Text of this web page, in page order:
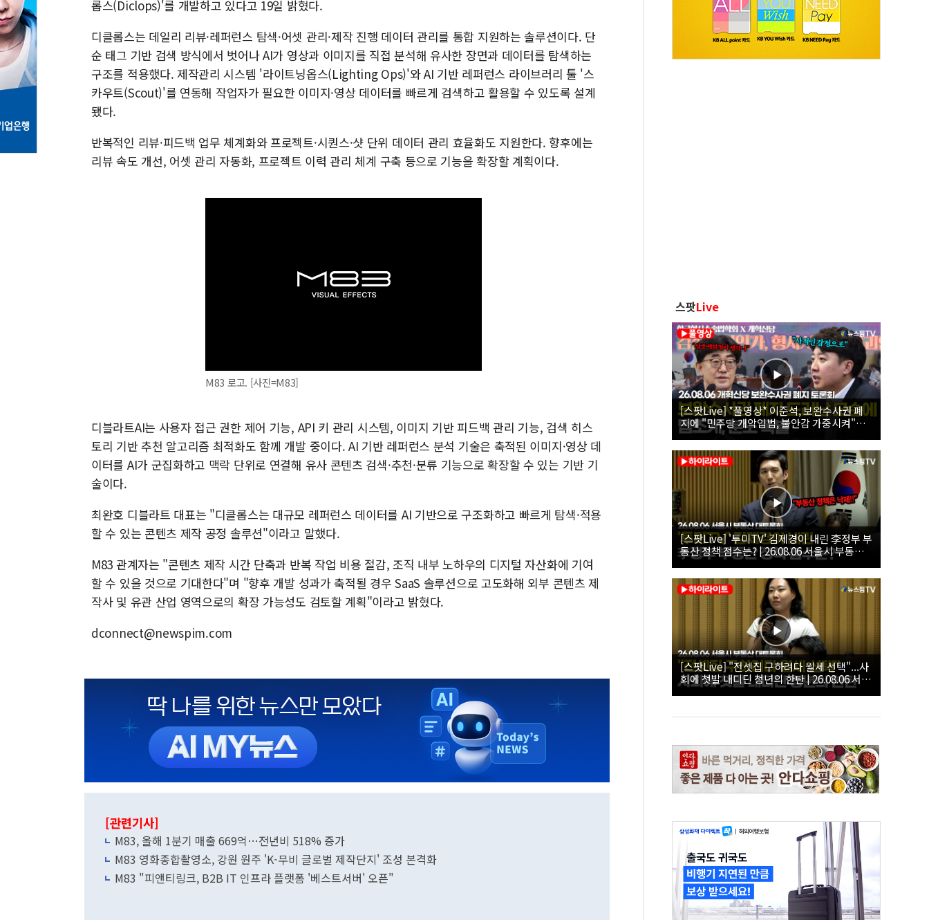
롭스(Diclops)'를 개발하고 있다고 19일 밝혔다.
디클롭스는 데일리 리뷰·레퍼런스 탐색·어셋 관리·제작 진행 데이터 관리를 통합 지원하는 솔루션이다. 단
순 태그 기반 검색 방식에서 벗어나 AI가 영상과 이미지를 직접 분석해 유사한 장면과 데이터를 탐색하는
구조를 적용했다. 제작관리 시스템 '라이트닝옵스(Lighting Ops)'와 AI 기반 레퍼런스 라이브러리 툴 '스
카우트(Scout)'를 연동해 작업자가 필요한 이미지·영상 데이터를 빠르게 검색하고 활용할 수 있도록 설계
됐다.
반복적인 리뷰·피드백 업무 체계화와 프로젝트·시퀀스·샷 단위 데이터 관리 효율화도 지원한다. 향후에는
리뷰 속도 개선, 어셋 관리 자동화, 프로젝트 이력 관리 체계 구축 등으로 기능을 확장할 계획이다.
M83 로고. [사진=M83]
디블라트AI는 사용자 접근 권한 제어 기능, API 키 관리 시스템, 이미지 기반 피드백 관리 기능, 검색 히스
토리 기반 추천 알고리즘 최적화도 함께 개발 중이다. AI 기반 레퍼런스 분석 기술은 축적된 이미지·영상 데
이터를 AI가 군집화하고 맥락 단위로 연결해 유사 콘텐츠 검색·추천·분류 기능으로 확장할 수 있는 기반 기
술이다.
최완호 디블라트 대표는 "디클롭스는 대규모 레퍼런스 데이터를 AI 기반으로 구조화하고 빠르게 탐색·적용
할 수 있는 콘텐츠 제작 공정 솔루션"이라고 말했다.
M83 관계자는 "콘텐츠 제작 시간 단축과 반복 작업 비용 절감, 조직 내부 노하우의 디지털 자산화에 기여
할 수 있을 것으로 기대한다"며 "향후 개발 성과가 축적될 경우 SaaS 솔루션으로 고도화해 외부 콘텐츠 제
작사 및 유관 산업 영역으로의 확장 가능성도 검토할 계획"이라고 밝혔다.
dconnect@newspim.com
[관련기사]
M83, 올해 1분기 매출 669억…전년비 518% 증가
M83 영화종합촬영소, 강원 원주 'K-무비 글로벌 제작단지' 조성 본격화
M83 "피앤티링크, B2B IT 인프라 플랫폼 '베스트서버' 오픈"
스팟Live
[스팟Live] *풀영상* 이준석, 보완수사권 폐
지에 "민주당 개악입법, 불안감 가중시켜"｜
26.08.06 개혁신당 보완수사권 폐지 토론회
[스팟Live] '투미TV' 김제경이 내린 李정부 부
동산 정책 점수는? | 26.08.06 서울시 부동산
대토론회
[스팟Live] "전셋집 구하려다 월세 선택"...사
회에 첫발 내디딘 청년의 한탄 | 26.08.06 서울
시 부동산 대토론회